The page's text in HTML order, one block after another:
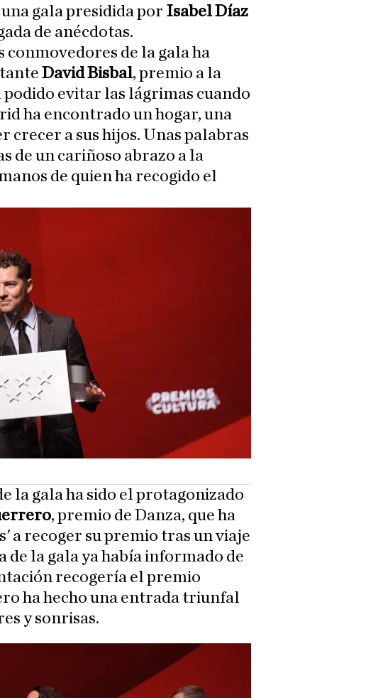
gala presidida por Isabel Díaz
de anécdotas.
de la gala ha
David Bisbal, premio a la
podido evitar las lágrimas cuando
ha encontrado un hogar, una
crecer a sus hijos. Unas palabras
de un cariñoso abrazo a la
de quien ha recogido el
la gala ha sido el protagonizado
, premio de Danza, que ha
a recoger su premio tras un viaje
de la gala ya había informado de
recogería el premio
ha hecho una entrada triunfal
y sonrisas.